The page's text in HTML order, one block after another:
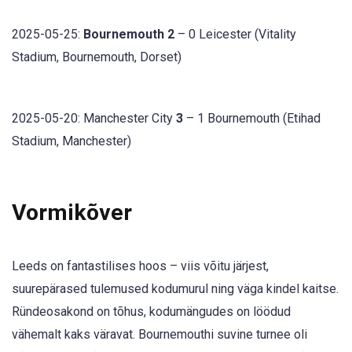
2025-05-25: Bournemouth 2 – 0 Leicester (Vitality
Stadium, Bournemouth, Dorset)
2025-05-20: Manchester City 3 – 1 Bournemouth (Etihad
Stadium, Manchester)
Vormikõver
Leeds on fantastilises hoos – viis võitu järjest,
suurepärased tulemused kodumurul ning väga kindel kaitse.
Ründeosakond on tõhus, kodumängudes on löödud
vähemalt kaks väravat. Bournemouthi suvine turnee oli